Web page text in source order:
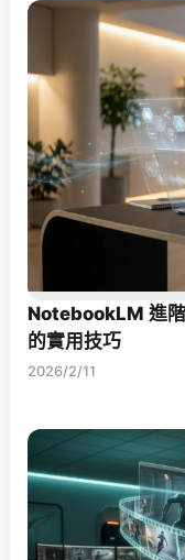
NotebookLM 進
的實用技巧
2026/2/11